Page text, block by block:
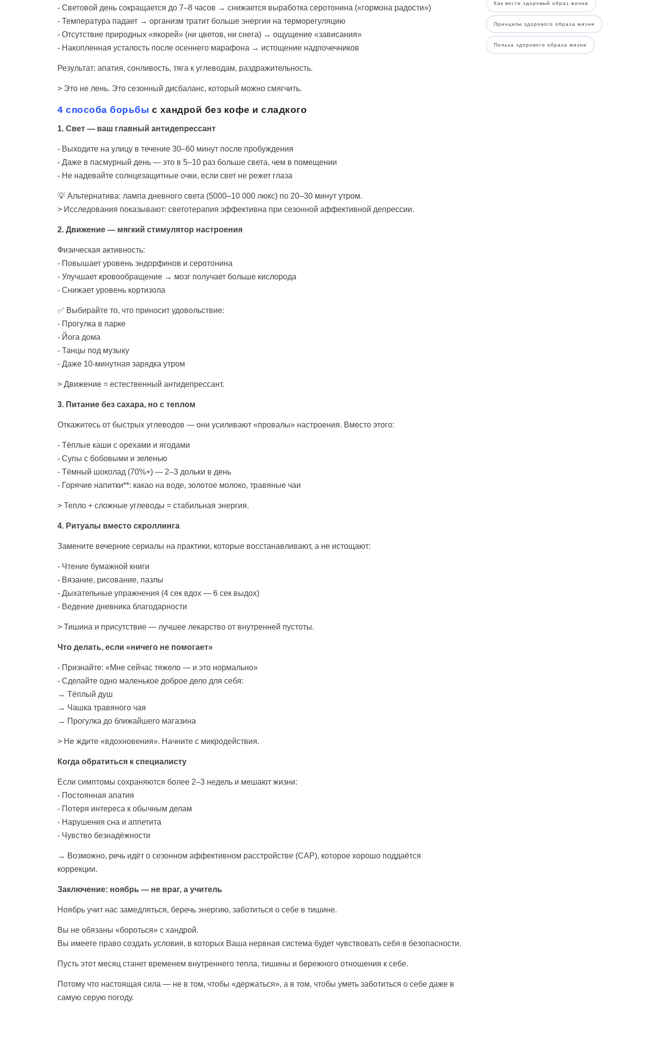
- Световой день сокращается до 7–8 часов → снижается выработка серотонина («гормона радости»)
- Температура падает → организм тратит больше энергии на терморегуляцию
- Отсутствие природных «якорей» (ни цветов, ни снега) → ощущение «зависания»
- Накопленная усталость после осеннего марафона → истощение надпочечников
Результат: апатия, сонливость, тяга к углеводам, раздражительность.
> Это не лень. Это сезонный дисбаланс, который можно смягчить.
4 способа борьбы с хандрой без кофе и сладкого
1. Свет — ваш главный антидепрессант
- Выходите на улицу в течение 30–60 минут после пробуждения
- Даже в пасмурный день — это в 5–10 раз больше света, чем в помещении
- Не надевайте солнцезащитные очки, если свет не режет глаза
💡 Альтернатива: лампа дневного света (5000–10 000 люкс) по 20–30 минут утром.
> Исследования показывают: светотерапия эффективна при сезонной аффективной депрессии.
2. Движение — мягкий стимулятор настроения
Физическая активность:
- Повышает уровень эндорфинов и серотонина
- Улучшает кровообращение → мозг получает больше кислорода
- Снижает уровень кортизола
✅ Выбирайте то, что приносит удовольствие:
- Прогулка в парке
- Йога дома
- Танцы под музыку
- Даже 10-минутная зарядка утром
> Движение = естественный антидепрессант.
3. Питание без сахара, но с теплом
Откажитесь от быстрых углеводов — они усиливают «провалы» настроения. Вместо этого:
- Тёплые каши с орехами и ягодами
- Супы с бобовыми и зеленью
- Тёмный шоколад (70%+) — 2–3 дольки в день
- Горячие напитки**: какао на воде, золотое молоко, травяные чаи
> Тепло + сложные углеводы = стабильная энергия.
4. Ритуалы вместо скроллинга
Замените вечерние сериалы на практики, которые восстанавливают, а не истощают:
- Чтение бумажной книги
- Вязание, рисование, пазлы
- Дыхательные упражнения (4 сек вдох — 6 сек выдох)
- Ведение дневника благодарности
> Тишина и присутствие — лучшее лекарство от внутренней пустоты.
Что делать, если «ничего не помогает»
- Признайте: «Мне сейчас тяжело — и это нормально»
- Сделайте одно маленькое доброе дело для себя:
→ Тёплый душ
→ Чашка травяного чая
→ Прогулка до ближайшего магазина
> Не ждите «вдохновения». Начните с микродействия.
Когда обратиться к специалисту
Если симптомы сохраняются более 2–3 недель и мешают жизни:
- Постоянная апатия
- Потеря интереса к обычным делам
- Нарушения сна и аппетита
- Чувство безнадёжности
→ Возможно, речь идёт о сезонном аффективном расстройстве (САР), которое хорошо поддаётся
коррекции.
Заключение: ноябрь — не враг, а учитель
Ноябрь учит нас замедляться, беречь энергию, заботиться о себе в тишине.
Вы не обязаны «бороться» с хандрой.
Вы имеете право создать условия, в которых Ваша нервная система будет чувствовать себя в безопасности.
Пусть этот месяц станет временем внутреннего тепла, тишины и бережного отношения к себе.
Потому что настоящая сила — не в том, чтобы «держаться», а в том, чтобы уметь заботиться о себе даже в
самую серую погоду.
Как вести здоровый образ жизни
Принципы здорового образа жизни
Польза здорового образа жизни